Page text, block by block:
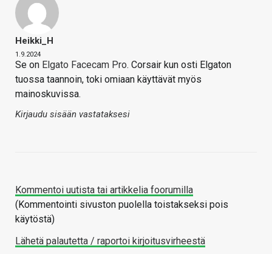
Heikki_H
1.9.2024
Se on Elgato Facecam Pro. Corsair kun osti Elgaton
tuossa taannoin, toki omiaan käyttävät myös
mainoskuvissa.
Kirjaudu sisään vastataksesi
Kommentoi uutista tai artikkelia foorumilla
(Kommentointi sivuston puolella toistakseksi pois
käytöstä)
Lähetä palautetta / raportoi kirjoitusvirheestä